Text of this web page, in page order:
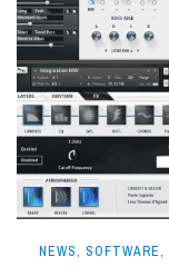
NEWS, SOFTWARE,